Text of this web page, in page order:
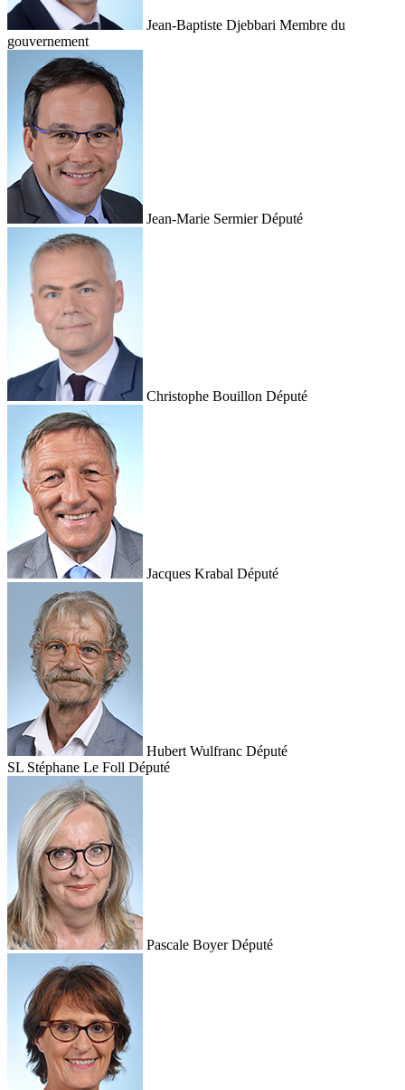
Jean-Baptiste Djebbari Membre du
gouvernement
Jean-Marie Sermier Député
Christophe Bouillon Député
Jacques Krabal Député
Hubert Wulfranc Député
SL Stéphane Le Foll Député
Pascale Boyer Député